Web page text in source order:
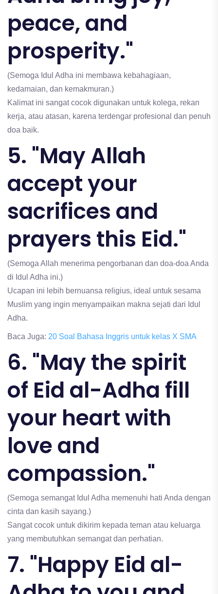
peace, and
prosperity."
(Semoga Idul Adha ini membawa kebahagiaan,
kedamaian, dan kemakmuran.)
Kalimat ini sangat cocok digunakan untuk kolega, rekan
kerja, atau atasan, karena terdengar profesional dan penuh
doa baik.
5. "May Allah
accept your
sacrifices and
prayers this Eid."
(Semoga Allah menerima pengorbanan dan doa-doa Anda
di Idul Adha ini.)
Ucapan ini lebih bernuansa religius, ideal untuk sesama
Muslim yang ingin menyampaikan makna sejati dari Idul
Adha.
Baca Juga: 20 Soal Bahasa Inggris untuk kelas X SMA
6. "May the spirit
of Eid al-Adha fill
your heart with
love and
compassion."
(Semoga semangat Idul Adha memenuhi hati Anda dengan
cinta dan kasih sayang.)
Sangat cocok untuk dikirim kepada teman atau keluarga
yang membutuhkan semangat dan perhatian.
7. "Happy Eid al-